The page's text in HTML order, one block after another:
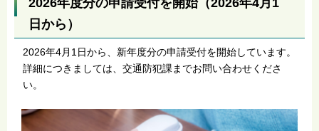
2026年度分の申請受付を開始（2026年4月1
日から）
2026年4月1日から、新年度分の申請受付を開始しています。
詳細につきましては、交通防犯課までお問い合わせくださ
い。